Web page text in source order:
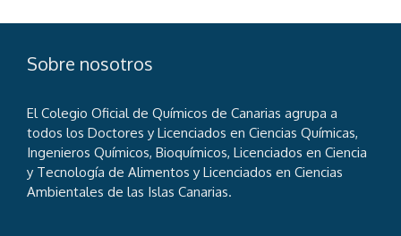
Sobre nosotros
El Colegio Oficial de Químicos de Canarias agrupa a
todos los Doctores y Licenciados en Ciencias Químicas,
Ingenieros Químicos, Bioquímicos, Licenciados en Ciencia
y Tecnología de Alimentos y Licenciados en Ciencias
Ambientales de las Islas Canarias.